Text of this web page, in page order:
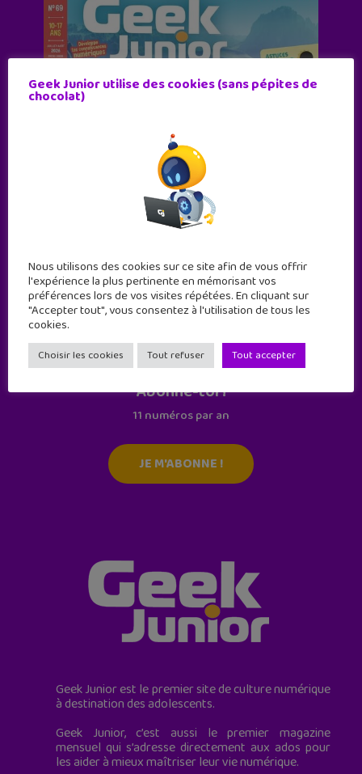
Abonne-toi !
11 numéros par an
JE M'ABONNE !
Geek Junior est le premier site de culture numérique
à destination des adolescents.
Geek Junior, c’est aussi le premier magazine
mensuel qui s’adresse directement aux ados pour
les aider à mieux maîtriser leur vie numérique.
Geek Junior utilise des cookies (sans pépites de
chocolat)
Nous utilisons des cookies sur ce site afin de vous offrir
l'expérience la plus pertinente en mémorisant vos
préférences lors de vos visites répétées. En cliquant sur
"Accepter tout", vous consentez à l'utilisation de tous les
cookies.
Choisir les cookies Tout refuser Tout accepter